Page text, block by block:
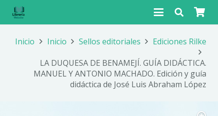
Inicio Inicio Sellos editoriales
Ediciones Rilke
LA DUQUESA DE BENAMEJÍ. GUÍA DIDÁCTICA.
MANUEL Y ANTONIO MACHADO. Edición y guía
didáctica de José Luis Abraham López